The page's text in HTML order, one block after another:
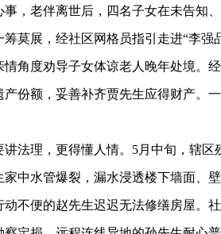
事，老伴离世后，四名子女在未告知
莫展，经社区网格员指引走进“李
情角度劝导子女体谅老人晚年处境。
产份额，妥善补齐贾先生应得财产。
理，更得懂人情。5月中旬，辖区
家中水管爆裂，漏水浸透楼下墙面、
动不便的赵先生迟迟无法修缮房屋。